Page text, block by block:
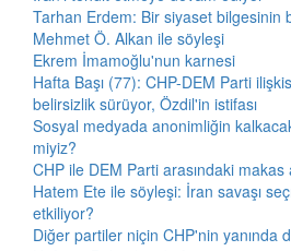
Tarhan Erdem: Bir siyaset bilgesinin
Mehmet Ö. Alkan ile söyleşi
Ekrem İmamoğlu'nun karnesi
Hafta Başı (77): CHP-DEM Parti
belirsizlik sürüyor, Özdil'in istifası
Sosyal medyada anonimliğin
miyiz?
CHP ile DEM Parti arasındaki makas
Hatem Ete ile söyleşi: İran savaşı
etkiliyor?
Diğer partiler niçin CHP'nin yanında